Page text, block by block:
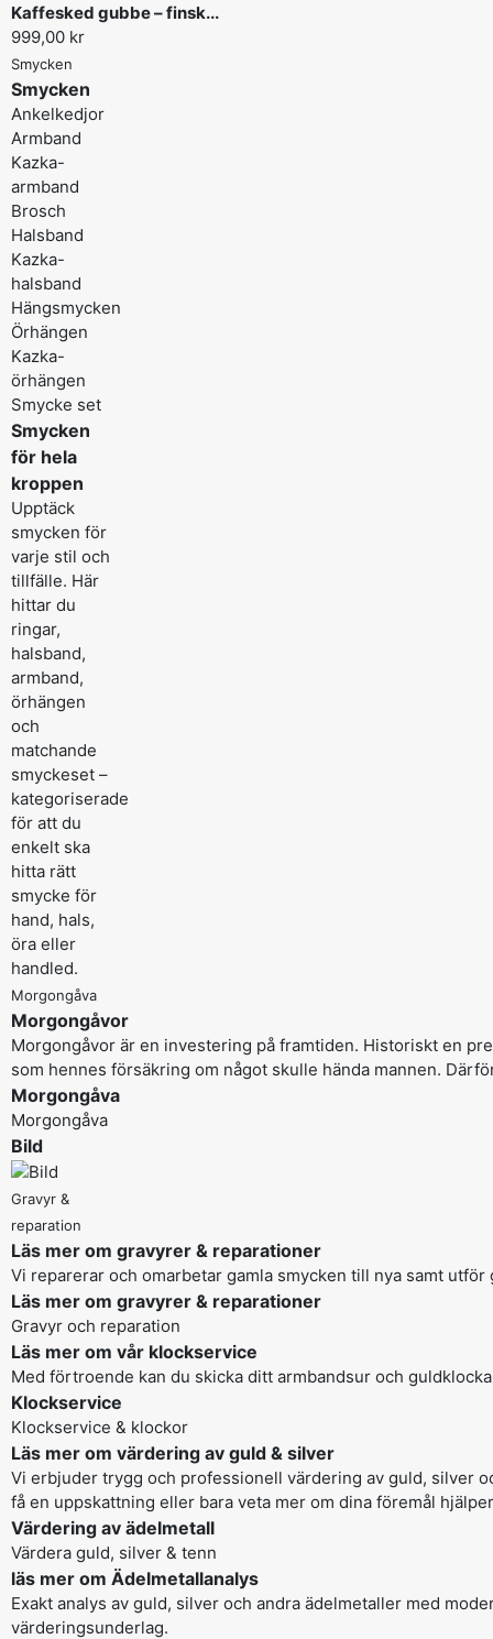
Kaffesked gubbe – finsk...
999,00 kr
Smycken
Smycken
Ankelkedjor
Armband
Kazka-
armband
Brosch
Halsband
Kazka-
halsband
Hängsmycken
Örhängen
Kazka-
örhängen
Smycke set
Smycken
för hela
kroppen
Upptäck
smycken för
varje stil och
tillfälle. Här
hittar du
ringar,
halsband,
armband,
örhängen
och
matchande
smyckeset –
kategoriserade
för att du
enkelt ska
hitta rätt
smycke för
hand, hals,
öra eller
handled.
Morgongåva
Morgongåvor
Morgongåvor är en investering på framtiden. Historiskt en
som hennes försäkring om något skulle hända mannen.
Morgongåva
Morgongåva
Bild
Gravyr &
reparation
Läs mer om gravyrer & reparationer
Vi reparerar och omarbetar gamla smycken till nya samt
Läs mer om gravyrer & reparationer
Gravyr och reparation
Läs mer om vår klockservice
Med förtroende kan du skicka ditt armbandsur och
Klockservice
Klockservice & klockor
Läs mer om värdering av guld & silver
Vi erbjuder trygg och professionell värdering av guld, silver
få en uppskattning eller bara veta mer om dina föremål
Värdering av ädelmetall
Värdera guld, silver & tenn
läs mer om Ädelmetallanalys
Exakt analys av guld, silver och andra ädelmetaller med
värderingsunderlag.